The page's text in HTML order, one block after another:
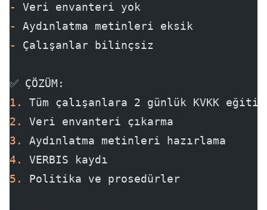
-
Veri envanteri yok
-
Aydınlatma metinleri eksik
-
Çalışanlar bilinçsiz
✅ ÇÖZÜM:
1.
Tüm çalışanlara 2 günlük KVKK
2.
Veri envanteri çıkarma
3.
Aydınlatma metinleri hazırlama
4.
VERBIS kaydı
5.
Politika ve prosedürler